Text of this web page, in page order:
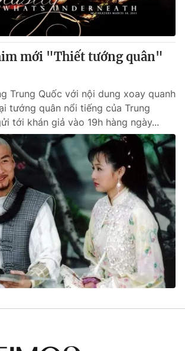
mới "Thiết tướng quân"
Trung Quốc với nội dung xoay quanh
tướng quân nổi tiếng của Trung
tới khán giả vào 19h hàng ngày...